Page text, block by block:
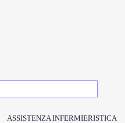
ASSISTENZA INFERMIERISTICA